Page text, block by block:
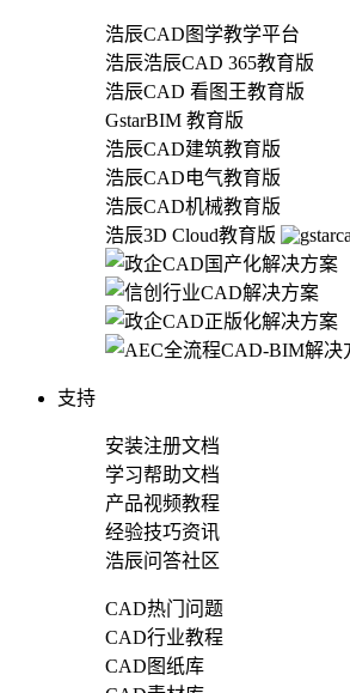
浩辰CAD图学教学平台
浩辰浩辰CAD 365教育版
浩辰CAD 看图王教育版
GstarBIM 教育版
浩辰CAD建筑教育版
浩辰CAD电气教育版
浩辰CAD机械教育版
浩辰3D Cloud教育版
支持
安装注册文档
学习帮助文档
产品视频教程
经验技巧资讯
浩辰问答社区
CAD热门问题
CAD行业教程
CAD图纸库